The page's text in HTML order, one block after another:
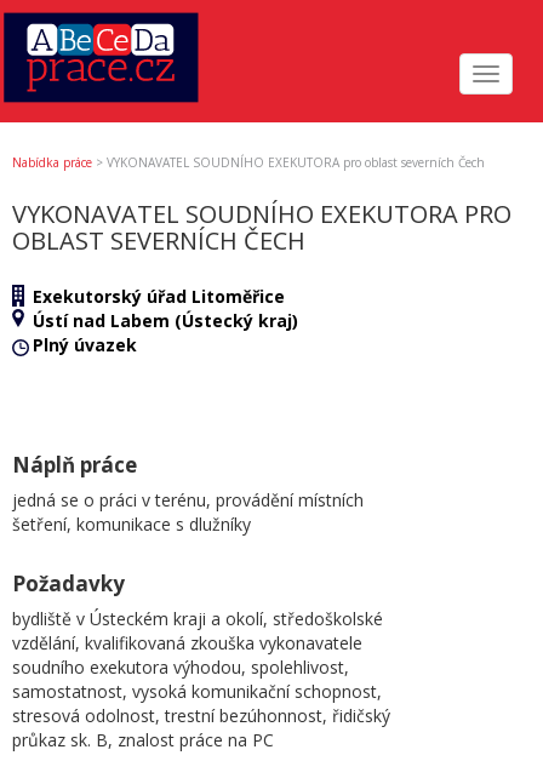
Toggle
Nabídka práce > VYKONAVATEL SOUDNÍHO EXEKUTORA pro oblast severních Čech
VYKONAVATEL SOUDNÍHO EXEKUTORA PRO
OBLAST SEVERNÍCH ČECH
Exekutorský úřad Litoměřice
Ústí nad Labem (Ústecký kraj)
Plný úvazek
Náplň práce
jedná se o práci v terénu, provádění místních
šetření, komunikace s dlužníky
Požadavky
bydliště v Ústeckém kraji a okolí, středoškolské
vzdělání, kvalifikovaná zkouška vykonavatele
soudního exekutora výhodou, spolehlivost,
samostatnost, vysoká komunikační schopnost,
stresová odolnost, trestní bezúhonnost, řidičský
průkaz sk. B, znalost práce na PC